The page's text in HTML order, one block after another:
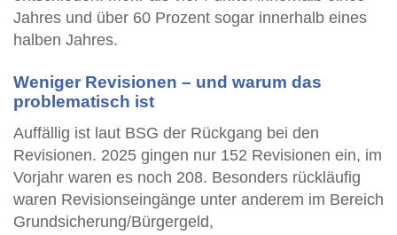
Jahres und über 60 Prozent sogar innerhalb eines
halben Jahres.
Weniger Revisionen – und warum das
problematisch ist
Auffällig ist laut BSG der Rückgang bei den
Revisionen. 2025 gingen nur 152 Revisionen ein, im
Vorjahr waren es noch 208. Besonders rückläufig
waren Revisionseingänge unter anderem im Bereich
Grundsicherung/Bürgergeld,